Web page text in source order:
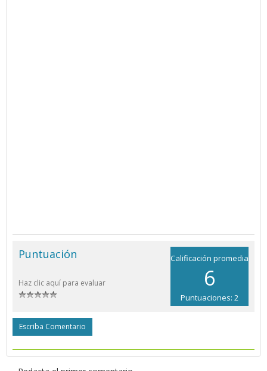
Calificación promedia
6
Puntuaciones: 2
Puntuación
Haz clic aquí para evaluar
Escriba Comentario